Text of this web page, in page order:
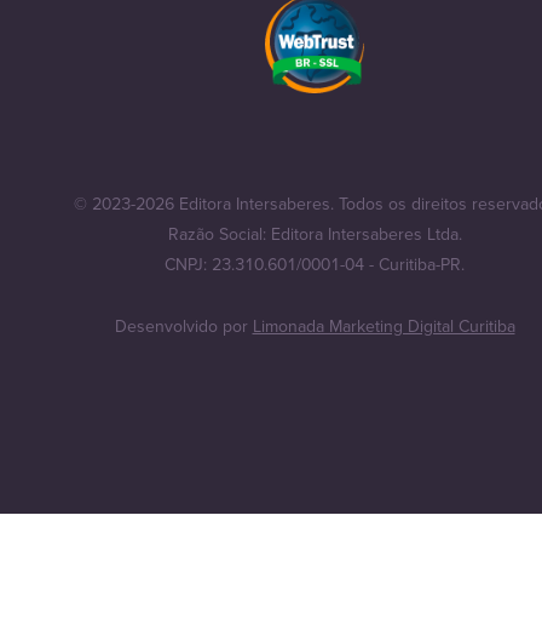
© 2023-2026 Editora Intersaberes. Todos os direitos
Razão Social: Editora Intersaberes Ltda.
CNPJ: 23.310.601/0001-04 - Curitiba-PR.
Desenvolvido porLimonada Marketing Digital Curitiba